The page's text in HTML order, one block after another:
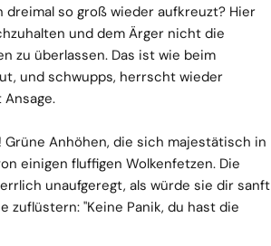
so groß wieder aufkreuzt? Hier
und dem Ärger nicht die
zu überlassen. Das ist wie beim
und schwupps, herrscht wieder
Anhöhen, die sich majestätisch in
einigen fluffigen Wolkenfetzen. Die
unaufgeregt, als würde sie dir sanft
zuflüstern: "Keine Panik, du hast die